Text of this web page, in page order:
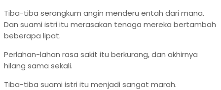
Tiba-tiba serangkum angin menderu entah dari mana.
Dan suami istri itu merasakan tenaga mereka bertambah
beberapa lipat.
Perlahan-lahan rasa sakit itu berkurang, dan akhirnya
hilang sama sekali.
Tiba-tiba suami istri itu menjadi sangat marah.